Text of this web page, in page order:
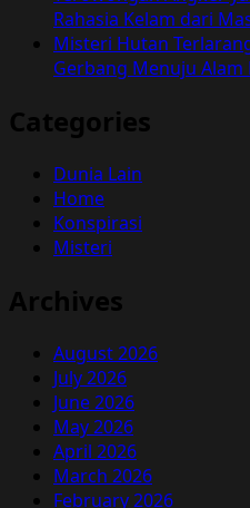
Rahasia Kelam dari
Misteri Hutan
Gerbang Menuju Alam
Categories
Dunia Lain
Home
Konspirasi
Misteri
Archives
August 2026
July 2026
June 2026
May 2026
April 2026
March 2026
February 2026